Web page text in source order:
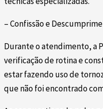
– Confissão e
Durante o atendimento, a
verificação de rotina e
estar fazendo uso de
que não foi encontrado